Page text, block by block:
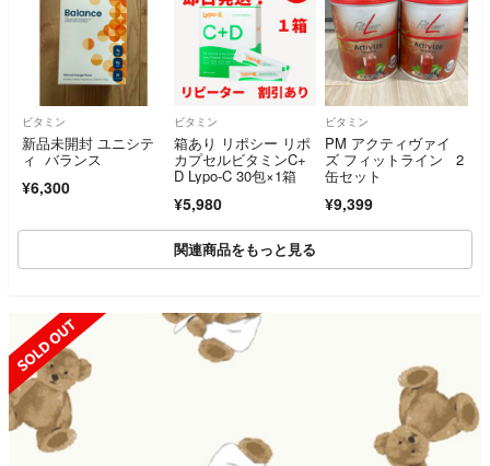
ビタミン
新品未開封 ユニシテ
ィ バランス
¥6,300
ビタミン
箱あり リポシー リポ
カプセルビタミンC+
D Lypo-C 30包×1箱
¥5,980
ビタミン
PM アクティヴァイ
ズ フィットライン 2
缶セット
¥9,399
関連商品をもっと見る
SOLD OUT